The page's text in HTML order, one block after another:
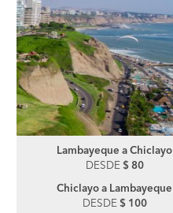
La Matanza a Piura
DESDE$ 120
Piura a La Matanza
DESDE$ 130
Lambayeque a Chiclayo
DESDE $ 80
Chiclayo a Lambayeque
DESDE $ 100